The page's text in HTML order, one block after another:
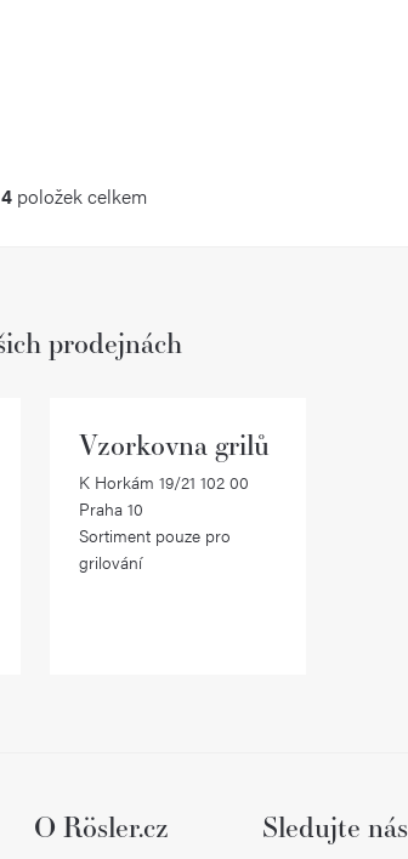
O
á
a
c
í
p
ý
4 položek celkem
prodejnách
Vzorkovna grilů
K Horkám 19/21 102 00
Praha 10
Sortiment pouze pro
grilování
O Rösler.cz Sledujte nás